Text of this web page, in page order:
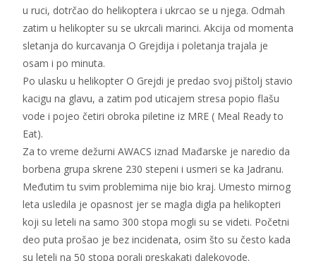
u ruci, dotrčao do helikoptera i ukrcao se u njega. Odmah
zatim u helikopter su se ukrcali marinci. Akcija od momenta
sletanja do kurcavanja O Grejdija i poletanja trajala je
osam i po minuta.
Po ulasku u helikopter O Grejdi je predao svoj pištolj stavio
kacigu na glavu, a zatim pod uticajem stresa popio flašu
vode i pojeo četiri obroka piletine iz MRE ( Meal Ready to
Eat).
Za to vreme dežurni AWACS iznad Mađarske je naredio da
borbena grupa skrene 230 stepeni i usmeri se ka Jadranu.
Međutim tu svim problemima nije bio kraj. Umesto mirnog
leta usledila je opasnost jer se magla digla pa helikopteri
koji su leteli na samo 300 stopa mogli su se videti. Početni
deo puta prošao je bez incidenata, osim što su često kada
su leteli na 50 stopa porali preskakati dalekovode.